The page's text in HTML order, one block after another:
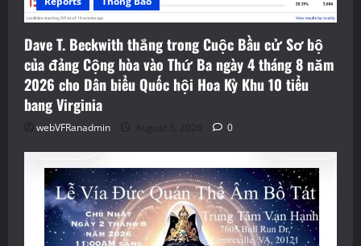
Dave T. Beckwith thắng trong Cuộc Bầu cử Sơ bộ
của đảng Cộng hòa vào Thứ Ba ngày 4 tháng 8 năm
2026 cho Dân biểu Quốc hội Hoa Kỳ Khu 10 tiểu
bang Virginia
webVFRanadmin August 5, 2026 0